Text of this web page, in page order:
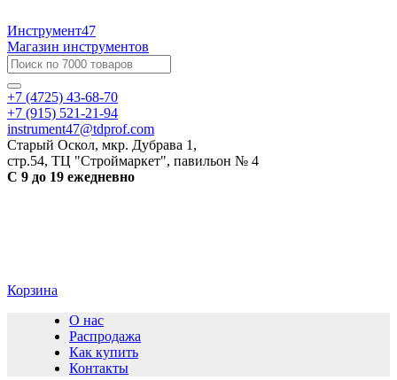
Инструмент47
Магазин инструментов
+7 (4725) 43-68-70
+7 (915) 521-21-94
instrument47@tdprof.com
Старый Оскол, мкр. Дубрава 1,
стр.54, ТЦ "Строймаркет", павильон № 4
С 9 до 19 ежедневно
Корзина
О нас
Распродажа
Как купить
Контакты